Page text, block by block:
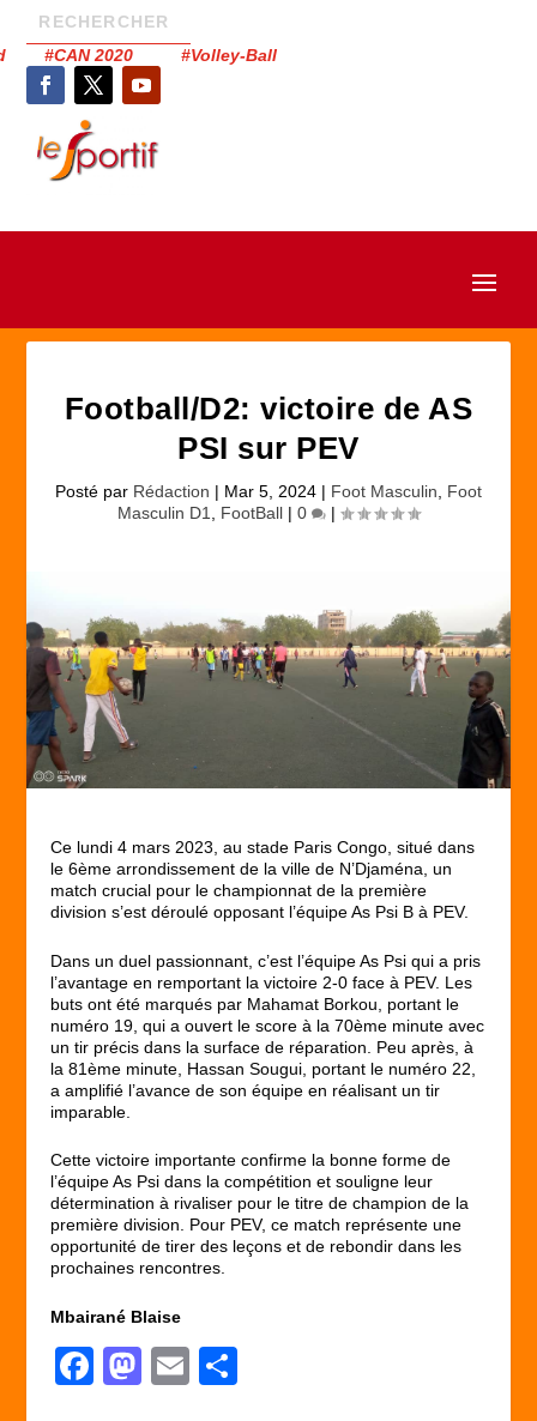
#CAN 2020 #Volley-Ball
Football/D2: victoire de AS
PSI sur PEV
Posté par Rédaction | Mar 5, 2024 | Foot Masculin
Foot
Masculin D1
FootBall | 0 |
Ce lundi 4 mars 2023, au stade Paris Congo, situé dans
le 6ème arrondissement de la ville de N’Djaména, un
match crucial pour le championnat de la première
division s’est déroulé opposant l’équipe As Psi B à PEV.
Dans un duel passionnant, c’est l’équipe As Psi qui a pris
l’avantage en remportant la victoire 2-0 face à PEV. Les
buts ont été marqués par Mahamat Borkou, portant le
numéro 19, qui a ouvert le score à la 70ème minute avec
un tir précis dans la surface de réparation. Peu après, à
la 81ème minute, Hassan Sougui, portant le numéro 22,
a amplifié l’avance de son équipe en réalisant un tir
imparable.
Cette victoire importante confirme la bonne forme de
l’équipe As Psi dans la compétition et souligne leur
détermination à rivaliser pour le titre de champion de la
première division. Pour PEV, ce match représente une
opportunité de tirer des leçons et de rebondir dans les
prochaines rencontres.
Mbairané Blaise
F
M E